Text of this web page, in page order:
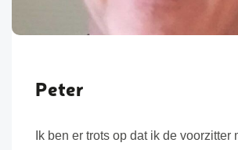
Peter
Ik ben er trots op dat ik de voorzitter